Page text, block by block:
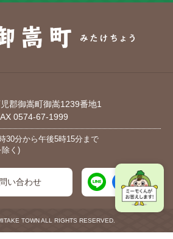
郡御嵩町御嵩1239番地1
0574-67-1999
30分から午後5時15分まで
除く)
い合わせ
TOWN ALL RIGHTS RESERVED.